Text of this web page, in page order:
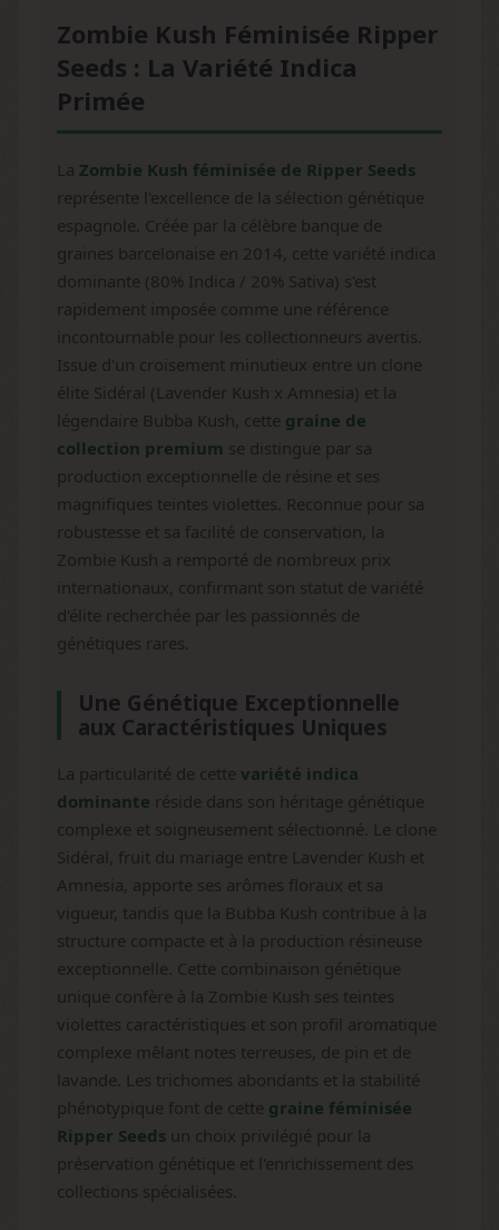
Zombie Kush Féminisée Ripper
Seeds : La Variété Indica
Primée
La Zombie Kush féminisée de Ripper Seeds
représente l'excellence de la sélection génétique
espagnole. Créée par la célèbre banque de
graines barcelonaise en 2014, cette variété indica
dominante (80% Indica / 20% Sativa) s'est
rapidement imposée comme une référence
incontournable pour les collectionneurs avertis.
Issue d'un croisement minutieux entre un clone
élite Sidéral (Lavender Kush x Amnesia) et la
légendaire Bubba Kush, cette graine de
collection premium se distingue par sa
production exceptionnelle de résine et ses
magnifiques teintes violettes. Reconnue pour sa
robustesse et sa facilité de conservation, la
Zombie Kush a remporté de nombreux prix
internationaux, confirmant son statut de variété
d'élite recherchée par les passionnés de
génétiques rares.
Une Génétique Exceptionnelle
aux Caractéristiques Uniques
La particularité de cette variété indica
dominante réside dans son héritage génétique
complexe et soigneusement sélectionné. Le clone
Sidéral, fruit du mariage entre Lavender Kush et
Amnesia, apporte ses arômes floraux et sa
vigueur, tandis que la Bubba Kush contribue à la
structure compacte et à la production résineuse
exceptionnelle. Cette combinaison génétique
unique confère à la Zombie Kush ses teintes
violettes caractéristiques et son profil aromatique
complexe mêlant notes terreuses, de pin et de
lavande. Les trichomes abondants et la stabilité
phénotypique font de cette graine féminisée
Ripper Seeds un choix privilégié pour la
préservation génétique et l'enrichissement des
collections spécialisées.